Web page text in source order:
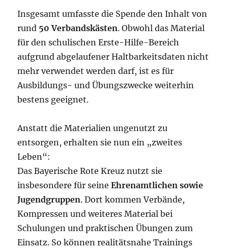
Insgesamt umfasste die Spende den Inhalt von
rund 50 Verbandskästen. Obwohl das Material
für den schulischen Erste-Hilfe-Bereich
aufgrund abgelaufener Haltbarkeitsdaten nicht
mehr verwendet werden darf, ist es für
Ausbildungs- und Übungszwecke weiterhin
bestens geeignet.
Anstatt die Materialien ungenutzt zu
entsorgen, erhalten sie nun ein „zweites
Leben“:
Das Bayerische Rote Kreuz nutzt sie
insbesondere für seineEhrenamtlichen sowie
Jugendgruppen. Dort kommen Verbände,
Kompressen und weiteres Material bei
Schulungen und praktischen Übungen zum
Einsatz. So können realitätsnahe Trainings